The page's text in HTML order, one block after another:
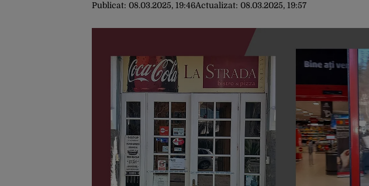
Publicat: 08.03.2025, 19:46Actualizat: 08.03.2025, 19:57